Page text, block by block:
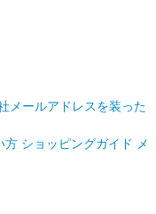
メールアドレスを装った
方 ショッピングガイド
メ